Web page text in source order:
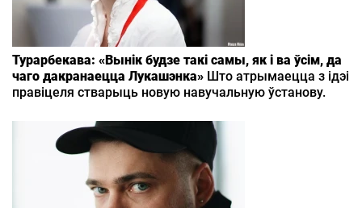
Турарбекава: «Вынік будзе такі самы, як і ва ўсім, да
чаго дакранаецца Лукашэнка» Што атрымаецца з ідэі
правіцеля стварыць новую навучальную ўстанову.